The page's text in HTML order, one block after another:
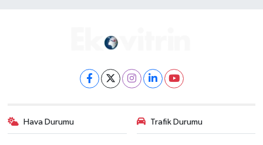
Hava Durumu Trafik Durumu